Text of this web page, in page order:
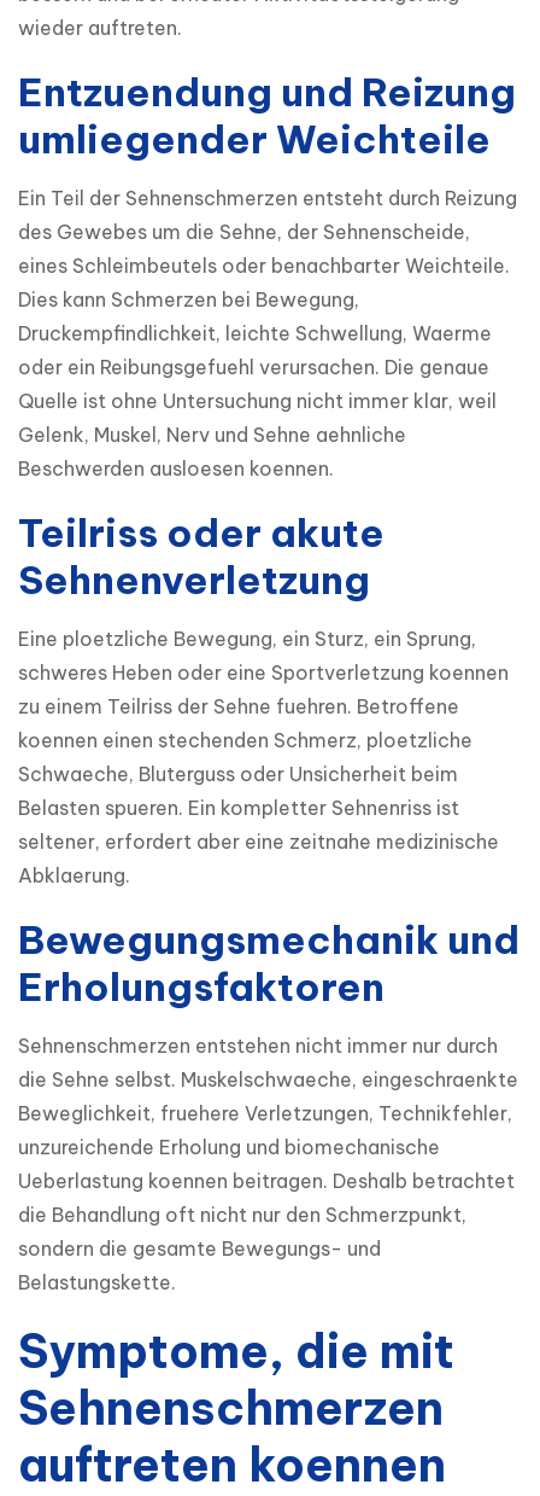
wieder auftreten.
Entzuendung und Reizung
umliegender Weichteile
Ein Teil der Sehnenschmerzen entsteht durch Reizung
des Gewebes um die Sehne, der Sehnenscheide,
eines Schleimbeutels oder benachbarter Weichteile.
Dies kann Schmerzen bei Bewegung,
Druckempfindlichkeit, leichte Schwellung, Waerme
oder ein Reibungsgefuehl verursachen. Die genaue
Quelle ist ohne Untersuchung nicht immer klar, weil
Gelenk, Muskel, Nerv und Sehne aehnliche
Beschwerden ausloesen koennen.
Teilriss oder akute
Sehnenverletzung
Eine ploetzliche Bewegung, ein Sturz, ein Sprung,
schweres Heben oder eine Sportverletzung koennen
zu einem Teilriss der Sehne fuehren. Betroffene
koennen einen stechenden Schmerz, ploetzliche
Schwaeche, Bluterguss oder Unsicherheit beim
Belasten spueren. Ein kompletter Sehnenriss ist
seltener, erfordert aber eine zeitnahe medizinische
Abklaerung.
Bewegungsmechanik und
Erholungsfaktoren
Sehnenschmerzen entstehen nicht immer nur durch
die Sehne selbst. Muskelschwaeche, eingeschraenkte
Beweglichkeit, fruehere Verletzungen, Technikfehler,
unzureichende Erholung und biomechanische
Ueberlastung koennen beitragen. Deshalb betrachtet
die Behandlung oft nicht nur den Schmerzpunkt,
sondern die gesamte Bewegungs- und
Belastungskette.
Symptome, die mit
Sehnenschmerzen
auftreten koennen